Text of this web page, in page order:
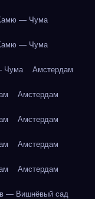
— Чума
— Чума
Чума Амстердам
Амстердам
Амстердам
Амстердам
Амстердам
— Вишнёвый сад